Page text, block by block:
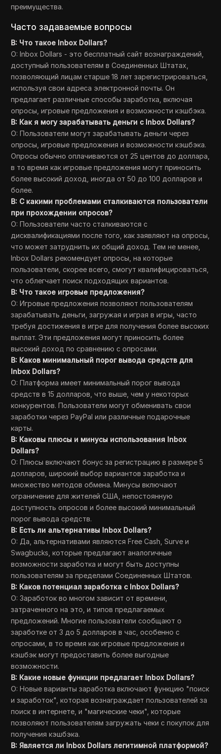
преимущества.
Часто задаваемые вопросы
В: Что такое Inbox Dollars?
О: Inbox Dollars - это бесплатный сайт вознаграждений,
доступный пользователям в Соединенных Штатах,
позволяющий лицам старше 18 лет зарегистрироваться,
используя свои адреса электронной почты. Он
предлагает различные способы заработка, включая
опросы, игровые предложения и возможности кэшбэка.
В: Как я могу зарабатывать деньги с Inbox Dollars?
О: Пользователи могут зарабатывать деньги через
опросы, игровые предложения и возможности кэшбэка.
Опросы обычно оплачиваются от 25 центов до доллара,
в то время как игровые предложения могут приносить
более высокий доход, иногда от 50 до 100 долларов и
более.
В: С какими проблемами сталкиваются пользователи
при прохождении опросов?
О: Пользователи часто сталкиваются с
дисквалификациями после того, как заявляют на опросы,
что может затруднить их общий доход. Тем не менее,
Inbox Dollars рекомендует опросы, на которые
пользователи, скорее всего, смогут квалифицироваться,
что облегчает поиск подходящих вариантов.
В: Что такое игровые предложения?
О: Игровые предложения позволяют пользователям
зарабатывать деньги, загружая и играя в игры, часто
требуя достижения в игре для получения более высоких
выплат. Эти предложения могут приносить более
высокий доход по сравнению с опросами.
В: Каков минимальный порог вывода средств для
Inbox Dollars?
О: Платформа имеет минимальный порог вывода
средств в 15 долларов, что выше, чем у некоторых
конкурентов. Пользователи могут обменивать свои
заработки через PayPal или различные подарочные
карты.
В: Каковы плюсы и минусы использования Inbox
Dollars?
О: Плюсы включают бонус за регистрацию в размере 5
долларов, широкий выбор вариантов заработка и
множество методов обмена. Минусы включают
ограничение для жителей США, непостоянную
доступность опросов и более высокий минимальный
порог вывода средств.
В: Есть ли альтернативы Inbox Dollars?
О: Да, альтернативами являются Free Cash, Surve и
Swagbucks, которые предлагают аналогичные
возможности заработка и могут быть доступны
пользователям за пределами Соединенных Штатов.
В: Каков потенциал заработка с Inbox Dollars?
О: Заработок во многом зависит от времени,
затраченного на это, и типов предлагаемых
предложений. Многие пользователи сообщают о
заработке от 3 до 5 долларов в час, особенно с
опросами, в то время как игровые предложения и
кэшбэк могут предоставить более выгодные
возможности.
В: Какие новые функции предлагает Inbox Dollars?
О: Новые варианты заработка включают функцию "поиск
и заработок", которая вознаграждает пользователей за
поиск в интернете, и "магические чеки", которые
позволяют пользователям загружать чеки с покупок для
получения кэшбэка.
В: Является ли Inbox Dollars легитимной платформой?